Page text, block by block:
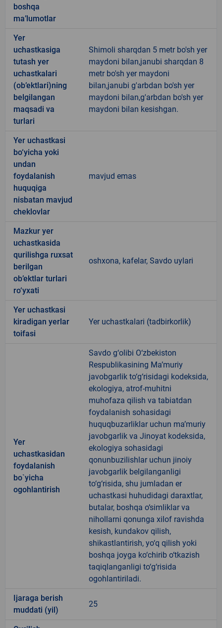
boshqa
ma’lumotlar
Yer
uchastkasiga
tutash yer
uchastkalari
(ob’ektlari)ning
belgilangan
maqsadi va
turlari
Shimoli sharqdan 5 metr bo'sh yer
maydoni bilan,janubi sharqdan 8
metr bo'sh yer maydoni
bilan,janubi g'arbdan bo'sh yer
maydoni bilan,g'arbdan bo'sh yer
maydoni bilan kesishgan.
Yer uchastkasi
bo‘yicha yoki
undan
foydalanish
huquqiga
nisbatan mavjud
cheklovlar
mavjud emas
Mazkur yer
uchastkasida
qurilishga ruxsat
berilgan
ob’ektlar turlari
ro‘yxati
oshxona, kafelar, Savdo uylari
Yer uchastkasi
kiradigan yerlar
toifasi
Yer uchastkalari (tadbirkorlik)
Yer
uchastkasidan
foydalanish
bo`yicha
ogohlantirish
Savdo g‘olibi O‘zbekiston
Respublikasining Ma’muriy
javobgarlik to‘g‘risidagi kodeksida,
ekologiya, atrof-muhitni
muhofaza qilish va tabiatdan
foydalanish sohasidagi
huquqbuzarliklar uchun ma’muriy
javobgarlik va Jinoyat kodeksida,
ekologiya sohasidagi
qonunbuzilishlar uchun jinoiy
javobgarlik belgilanganligi
to‘g‘risida, shu jumladan er
uchastkasi huhudidagi daraxtlar,
butalar, boshqa o‘simliklar va
nihollarni qonunga xilof ravishda
kesish, kundakov qilish,
shikastlantirish, yo‘q qilish yoki
boshqa joyga ko‘chirib o‘tkazish
taqiqlanganligi to‘g‘risida
ogohlantiriladi.
Ijaraga berish
muddati (yil)
25